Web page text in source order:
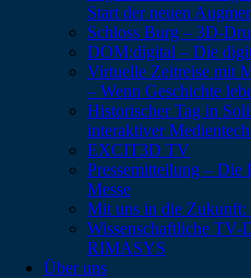
Start der neuen
Schloss Burg – 3D-
DOM:digital – Die
Virtuelle Zeitreise mit
– Wenn Geschichte
Historischer Tag in
interaktiver
EXCIT3D TV
Pressemitteilung –
Messe
Mit uns in die
Wissenschaftliche
RIMASYS
Über uns